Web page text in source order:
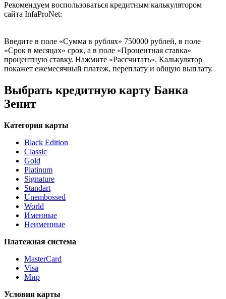
Рекомендуем воспользоваться кредитным калькулятором
сайта InfaProNet:
Введите в поле «Сумма в рублях» 750000 рублей, в поле
«Срок в месяцах» срок, а в поле «Процентная ставка»
процентную ставку. Нажмите «Рассчитать». Калькулятор
покажет ежемесячный платеж, переплату и общую выплату.
Выбрать кредитную карту Банка
Зенит
Категория карты
Black Edition
Classic
Gold
Platinum
Signature
Standart
Unembossed
World
Именные
Неименные
Платежная система
MasterCard
Visa
Мир
Условия карты